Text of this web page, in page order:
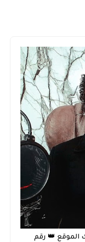
الموقع 👑 رقم